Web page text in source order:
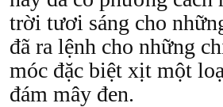
trời tươi sáng cho
đã ra lệnh cho những
móc đặc biệt xịt một
đám mây đen.